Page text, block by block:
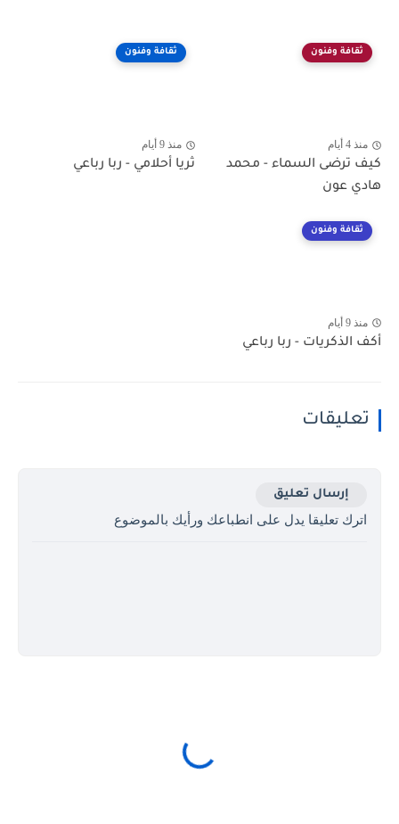
ثقافة وفنون
منذ 4 أيام
كيف ترضى السماء - محمد
هادي عون
ثقافة وفنون
منذ 9 أيام
ثريا أحلامي - ربا رباعي
ثقافة وفنون
منذ 9 أيام
أكف الذكريات - ربا رباعي
تعليقات
إرسال تعليق
اترك تعليقا يدل على انطباعك ورأيك بالموضوع